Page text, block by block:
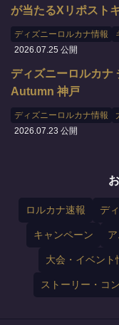
が当たるXリポスト
ディズニーロルカナ情報
2026.07.25 公開
ディズニーロルカナ
Autumn 神戸
ディズニーロルカナ情報
2026.07.23 公開
ロルカナ速報 デ
キャンペーン
大会・イベント
ストーリー・コ